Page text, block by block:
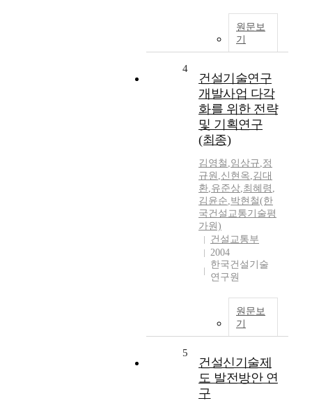
원문보
기
4
건설기술연구
개발사업 다각
화를 위한 전략
및 기획연구
(최종)
김영철 ,임상규,정
규원 ,신현옥,김대
환,유준상,최혜령 ,
김윤순,박현철(한
국건설교통기술평
가원)
건설교통부
2004
한국건설기술
연구원
원문보
기
5
건설신기술제
도 발전방안 연
구